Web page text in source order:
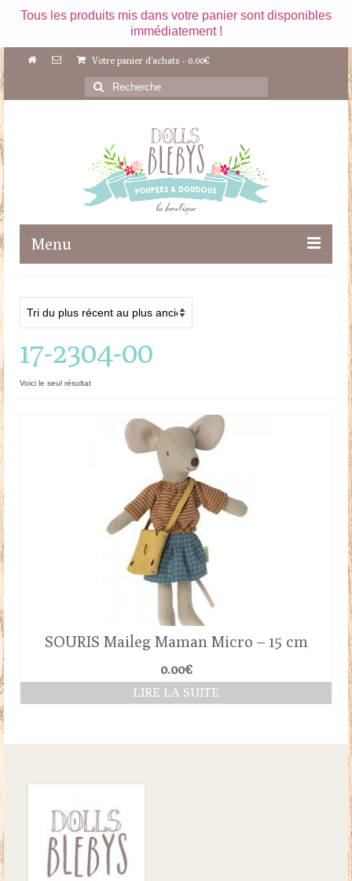
Tous les produits mis dans votre panier sont disponibles
immédiatement !
Votre panier d'achats - 0.00€
Rechercher
:
Menu
Maileg
Poupées
Doudous
Mobilier & Accessoires
17-2304-00
Voici le seul résultat
SOURIS Maileg Maman Micro – 15 cm
0.00€
LIRE LA SUITE